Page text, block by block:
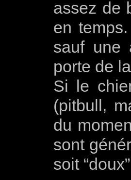
assez de
en
sauf une
porte de
Si le
(pitbull,
du
sont
soit